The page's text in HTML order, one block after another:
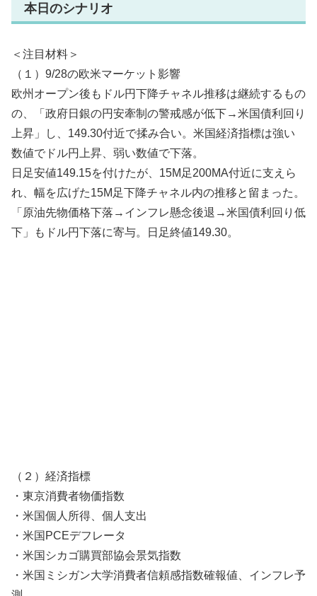
本日のシナリオ
＜注目材料＞
（１）9/28の欧米マーケット影響
欧州オープン後もドル円下降チャネル推移は継続するもの
の、「政府日銀の円安牽制の警戒感が低下→米国債利回り
上昇」し、149.30付近で揉み合い。米国経済指標は強い
数値でドル円上昇、弱い数値で下落。
日足安値149.15を付けたが、15M足200MA付近に支えら
れ、幅を広げた15M足下降チャネル内の推移と留まった。
「原油先物価格下落→インフレ懸念後退→米国債利回り低
下」もドル円下落に寄与。日足終値149.30。
（２）経済指標
・東京消費者物価指数
・米国個人所得、個人支出
・米国PCEデフレータ
・米国シカゴ購買部協会景気指数
・米国ミシガン大学消費者信頼感指数確報値、インフレ予